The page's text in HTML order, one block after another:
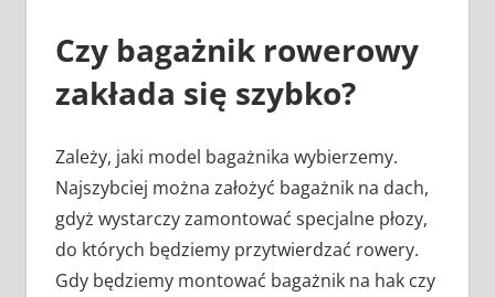
Czy bagażnik rowerowy
zakłada się szybko?
Zależy, jaki model bagażnika wybierzemy.
Najszybciej można założyć bagażnik na dach,
gdyż wystarczy zamontować specjalne płozy,
do których będziemy przytwierdzać rowery.
Gdy będziemy montować bagażnik na hak czy